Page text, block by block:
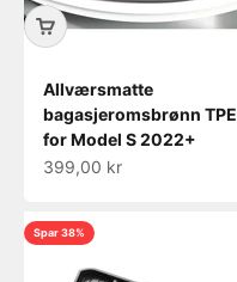
Allværsmatte
bagasjeromsbrønn TPE
for Model S 2022+
Salgspris
399,00 kr
Spar 38%